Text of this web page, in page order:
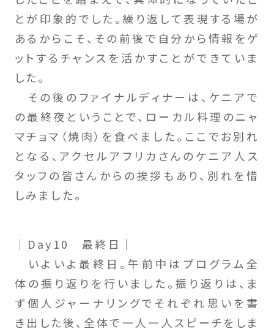
とが印象的でした。繰り返して表現する場が
あるからこそ、その前後で自分から情報をゲ
ットするチャンスを活かすことができていま
した。
その後のファイナルディナーは、ケニアで
の最終夜ということで、ローカル料理のニャ
マチョマ（焼肉）を食べました。ここでお別れ
となる、アクセルアフリカさんのケニア人ス
タッフの皆さんからの挨拶もあり、別れを惜
しみました。
｜Day10 最終日｜
いよいよ最終日。午前中はプログラム全
体の振り返りを行いました。振り返りは、ま
ず個人ジャーナリングでそれぞれ思いを書
き出した後、全体で一人一人スピーチをしま